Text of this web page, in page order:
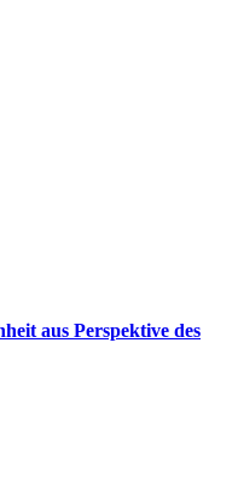
aus Perspektive des